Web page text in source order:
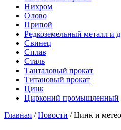
Нихром
Олово
Припой
Редкоземельный металл и
Свинец
Сплав
Сталь
Танталовый прокат
Титановый прокат
Цинк
Цирконий промышленный
Главная /Новости /Цинк и